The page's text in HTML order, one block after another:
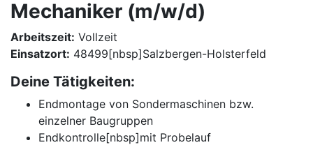
Mechaniker (m/w/d)
Arbeitszeit: Vollzeit
Einsatzort: 48499[nbsp]Salzbergen-Holsterfeld
Deine Tätigkeiten:
Endmontage von Sondermaschinen bzw.
einzelner Baugruppen
Endkontrolle[nbsp]mit Probelauf